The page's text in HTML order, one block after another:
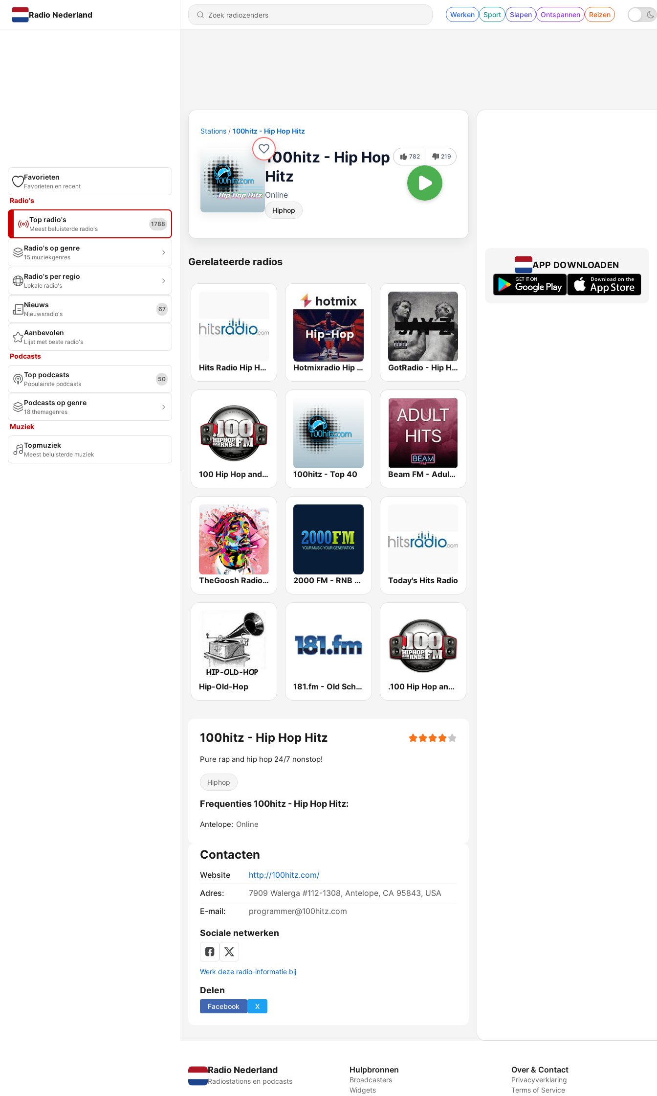
Radio Nederland Werken Sport Slapen Ontspannen Reizen
Favorieten
Favorieten en recent
Radio's
Top radio's
Meest beluisterde radio's
1788
Radio's op genre
15 muziekgenres
Radio's per regio
Lokale radio's
Nieuws
Nieuwsradio's
67
Aanbevolen
Lijst met beste radio's
Podcasts
Top podcasts
Populairste podcasts
50
Podcasts op genre
18 themagenres
Muziek
Topmuziek
Meest beluisterde muziek
Stations 100hitz - Hip Hop Hitz
100hitz - Hip Hop
Hitz
Online
Hiphop
782 219
Gerelateerde radios
Hits Radio Hip Hop / RnB Hotmixradio Hip Hop GotRadio - Hip Hop Stop
100 Hip Hop and RNB FM 100hitz - Top 40 Beam FM - Adult Hits
TheGoosh Radio - R&B 2000 FM - RNB and Hip Hop Today's Hits Radio
Hip-Old-Hop 181.fm - Old School HipHop/RnB .100 Hip Hop and RNB.FM
100hitz - Hip Hop Hitz
Pure rap and hip hop 24/7 nonstop!
Hiphop
Frequenties 100hitz - Hip Hop Hitz:
Antelope: Online
Contacten
Website
http://100hitz.com/
Adres:
7909 Walerga #112-1308, Antelope, CA 95843, USA
E-mail:
programmer@100hitz.com
Sociale netwerken
Werk deze radio-informatie bij
Delen
Facebook X
APP DOWNLOADEN
Radio Nederland
Radiostations en podcasts
Hulpbronnen
Broadcasters
Widgets
Over & Contact
Privacyverklaring
Terms of Service